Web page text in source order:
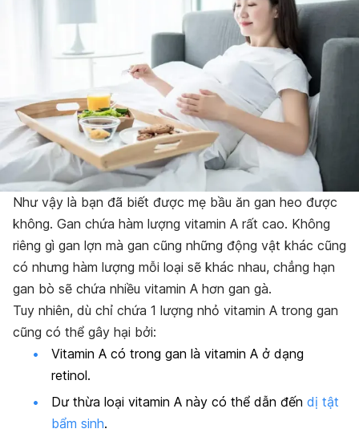
Như vậy là bạn đã biết được mẹ bầu ăn gan heo được
không. Gan chứa hàm lượng vitamin A rất cao. Không
riêng gì gan lợn mà gan cũng những động vật khác cũng
có nhưng hàm lượng mỗi loại sẽ khác nhau, chẳng hạn
gan bò sẽ chứa nhiều vitamin A hơn gan gà.
Tuy nhiên, dù chỉ chứa 1 lượng nhỏ vitamin A trong gan
cũng có thể gây hại bởi:
Vitamin A có trong gan là vitamin A ở dạng
retinol.
Dư thừa loại vitamin A này có thể dẫn đến dị tật
bẩm sinh.